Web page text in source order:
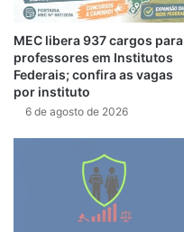
MEC libera 937 cargos para
professores em Institutos
Federais; confira as vagas
por instituto
6 de agosto de 2026